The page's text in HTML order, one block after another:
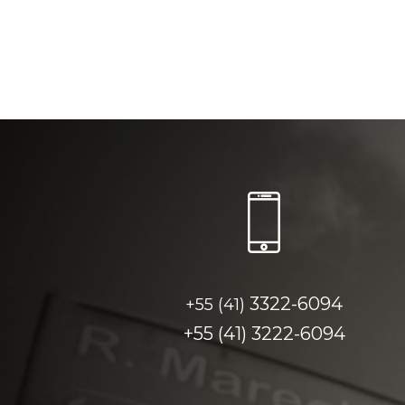
+55 (41) 3322-6094
+55 (41) 3222-6094